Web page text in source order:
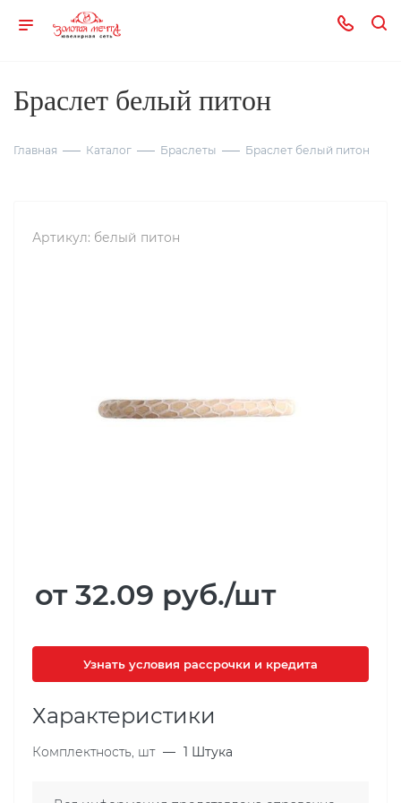
Браслет белый питон
Главная Каталог Браслеты Браслет белый питон
Артикул: белый питон
от 32.09 руб./шт
Узнать условия рассрочки и кредита
Характеристики
Комплектность, шт — 1 Штука